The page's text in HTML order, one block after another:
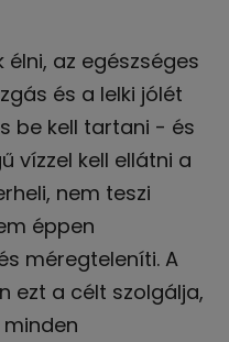
az egészséges
és a lelki jólét
be kell tartani - és
vízzel kell ellátni a
nem teszi
éppen
méregteleníti. A
ezt a célt szolgálja,